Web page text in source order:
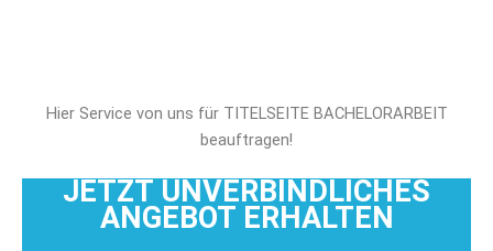
Hier Service von uns für TITELSEITE BACHELORARBEIT
beauftragen!
JETZT UNVERBINDLICHES
ANGEBOT ERHALTEN